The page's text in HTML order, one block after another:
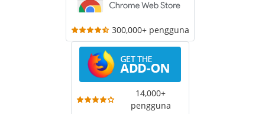
300,000+ pengguna
14,000+
pengguna